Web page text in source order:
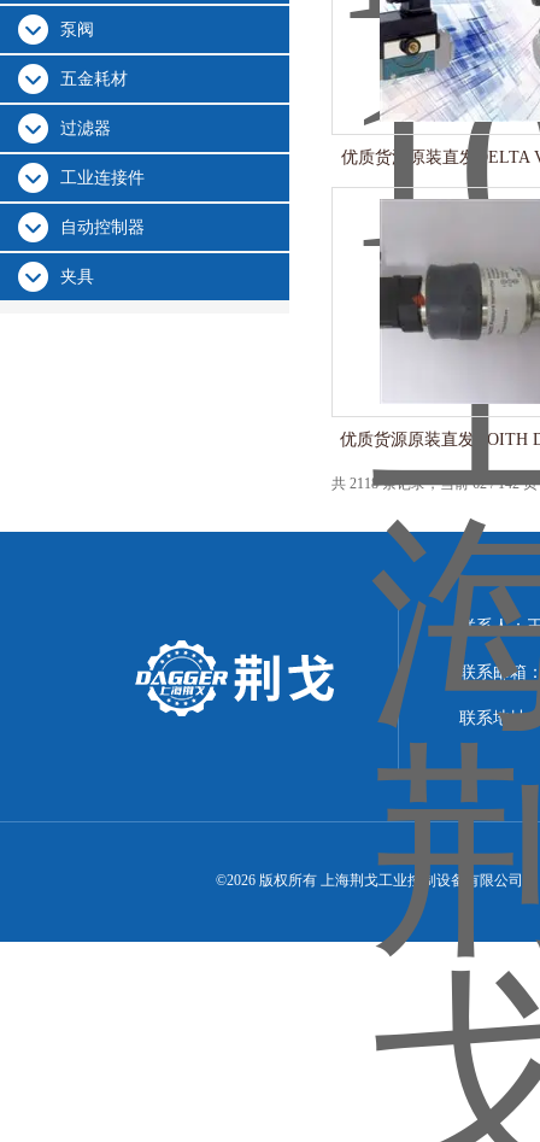
泵阀
五金耗材
过滤器
工业连接件
自动控制器
夹具
优质货源原装直发DELTA
优质货源原装直发VOITH
共 2118 条记录，当前 62 / 142
联系人：
联系邮箱
联系地址
©2026 版权所有 上海荆戈工业控制设备有限公司